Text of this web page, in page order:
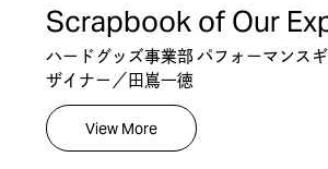
Scrapbook of Our
ハードグッズ事業部 パフォーマンス
ザイナー／田嶌一徳
View More